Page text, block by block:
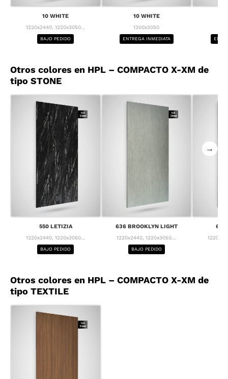
10 WHITE
1220x2440, 1220x3050...
BAJO PEDIDO
10 WHITE
1300x3050
ENTREGA INMEDIATA
Otros colores en HPL – COMPACTO X-XM de
tipo STONE
550 LETIZIA
1220x2440, 1220x3050...
BAJO PEDIDO
636 BROOKLYN LIGHT
1220x2440, 1220x3050...
BAJO PEDIDO
637
→
Otros colores en HPL – COMPACTO X-XM de
tipo TEXTILE